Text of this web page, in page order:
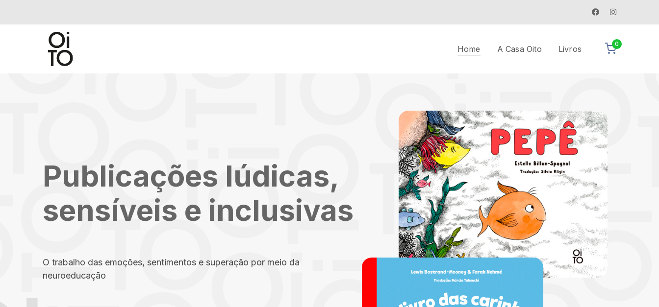
Facebook
Profile
Instagram
Profile
Home A Casa Oito Livros
0
Publicações lúdicas,
sensíveis e inclusivas
O trabalho das emoções, sentimentos e superação por meio da
neuroeducação